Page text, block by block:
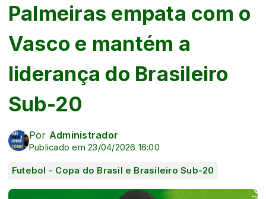
Palmeiras empata com o
Vasco e mantém a
liderança do Brasileiro
Sub-20
Por Administrador
Publicado em 23/04/2026 16:00
Futebol - Copa do Brasil e Brasileiro Sub-20